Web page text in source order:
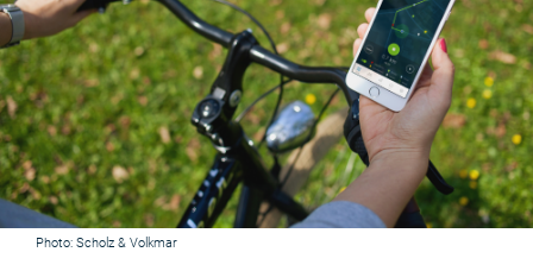
Photo: Scholz & Volkmar